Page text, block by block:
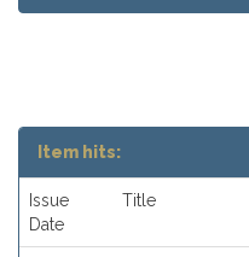
Item hits:
Issue
Date
Title